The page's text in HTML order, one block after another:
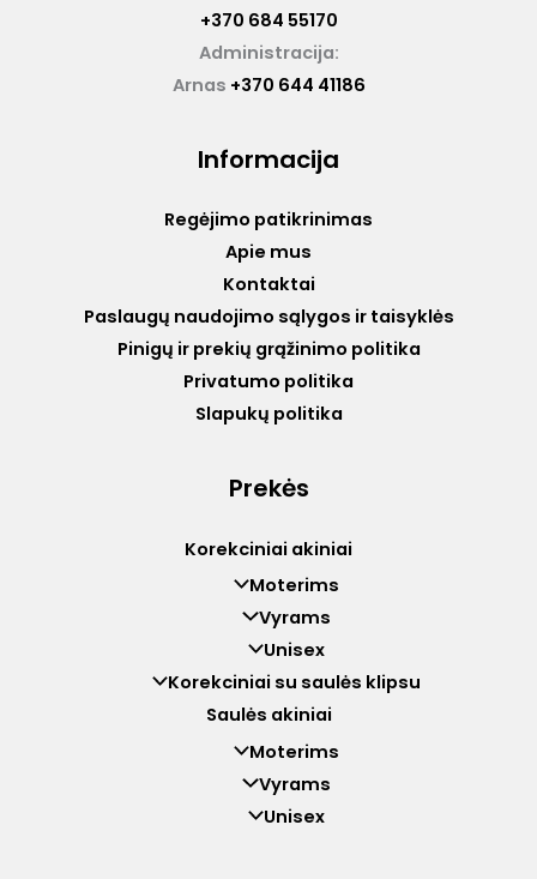
+370 684 55170
Administracija:
Arnas +370 644 41186
Informacija
Regėjimo patikrinimas
Apie mus
Kontaktai
Paslaugų naudojimo sąlygos ir taisyklės
Pinigų ir prekių grąžinimo politika
Privatumo politika
Slapukų politika
Prekės
Korekciniai akiniai
Moterims
Vyrams
Unisex
Korekciniai su saulės klipsu
Saulės akiniai
Moterims
Vyrams
Unisex